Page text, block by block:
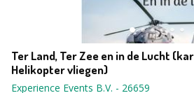
Ter Land, Ter Zee en in de Lucht
Helikopter vliegen)
Experience Events B.V. - 26659